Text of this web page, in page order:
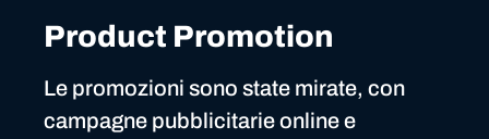
Product Promotion
Le promozioni sono state mirate, con
campagne pubblicitarie online e